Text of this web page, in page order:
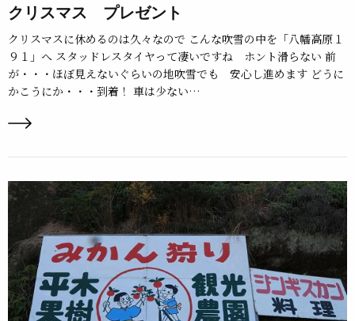
クリスマス プレゼント
クリスマスに休めるのは久々なので こんな吹雪の中を「八幡高原１
９１」へ スタッドレスタイヤって凄いですね ホント滑らない 前
が・・・ほぼ見えないぐらいの地吹雪でも 安心し進めます どうに
かこうにか・・・到着！ 車は少ない…